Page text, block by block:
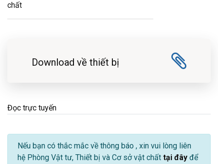
chất
Download về thiết bị
Đọc trực tuyến
Nếu bạn có thắc mắc về thông báo , xin vui lòng liên
hệ Phòng Vật tư, Thiết bị và Cơ sở vật chất tại đây để